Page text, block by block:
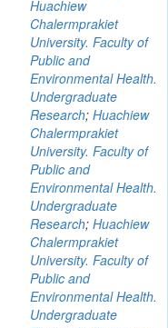
Huachiew
Chalermprakiet
University. Faculty of
Public and
Environmental Health.
Undergraduate
Research; Huachiew
Chalermprakiet
University. Faculty of
Public and
Environmental Health.
Undergraduate
Research; Huachiew
Chalermprakiet
University. Faculty of
Public and
Environmental Health.
Undergraduate